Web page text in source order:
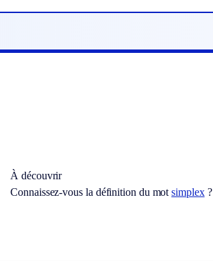
À découvrir
Connaissez-vous la définition du motsimplex?